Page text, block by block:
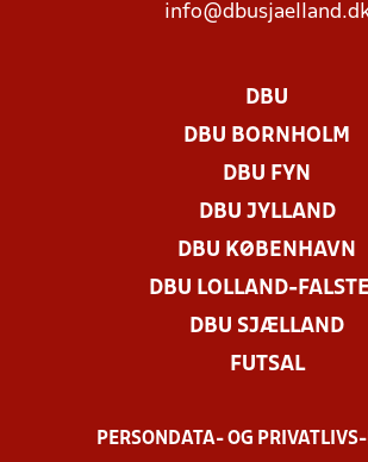
DBU
DBU BORNHOLM
DBU FYN
DBU JYLLAND
DBU KØBENHAVN
DBU LOLLAND-
DBU SJÆLLAND
FUTSAL
PERSONDATA- OG